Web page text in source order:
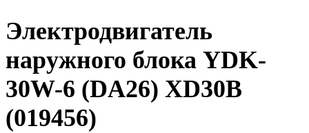
Электродвигатель
наружного блока YDK-
30W-6 (DA26) XD30B
(019456)